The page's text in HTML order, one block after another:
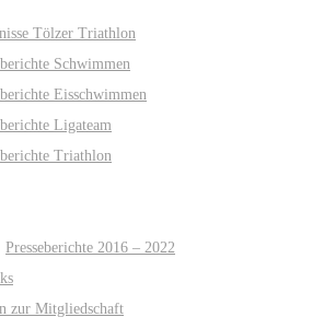
Tölzer Triathlon
Schwimmen
Eisschwimmen
Ligateam
Triathlon
Presseberichte 2016 – 2022
zur Mitgliedschaft